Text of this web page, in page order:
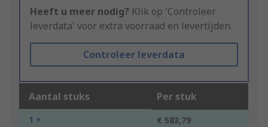
Heeft u meer nodig? Klik op 'Controleer
leverdata' voor extra voorraad en levertijden.
Controleer leverdata
Aantal stuks Per stuk
1 + € 583,79